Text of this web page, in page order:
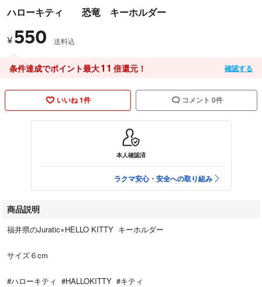
ハローキティ 恐竜 キーホルダー
¥ 550 送料込
条件達成でポイント最大11 倍還元！ 確認する
いいね 1件 コメント 0件
本人確認済
ラクマ安心・安全への取り組み
商品説明
福井県のJuratic×HELLO KITTY キーホルダー
サイズ６cm
#ハローキティ #HALLOKITTY #キティ